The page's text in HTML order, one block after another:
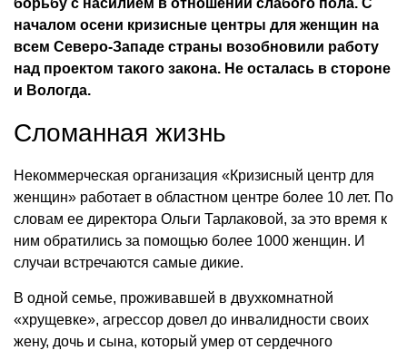
борьбу с насилием в отношении слабого пола. С
началом осени кризисные центры для женщин на
всем Северо-Западе страны возобновили работу
над проектом такого закона. Не осталась в стороне
и Вологда.
Сломанная жизнь
Некоммерческая организация «Кризисный центр для
женщин» работает в областном центре более 10 лет. По
словам ее директора Ольги Тарлаковой, за это время к
ним обратились за помощью более 1000 женщин. И
случаи встречаются самые дикие.
В одной семье, проживавшей в двухкомнатной
«хрущевке», агрессор довел до инвалидности своих
жену, дочь и сына, который умер от сердечного